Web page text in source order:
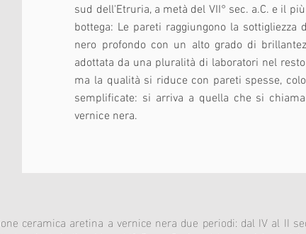
sud dell'Etruria, a metà del VII° sec. a.C. e il
bottega: Le pareti raggiungono la sottigliezza
nero profondo con un alto grado di
adottata da una pluralità di laboratori nel
ma la qualità si riduce con pareti spesse,
semplificate: si arriva a quella che si
vernice nera.
ceramica aretina a vernice nera due periodi: dal IV al II